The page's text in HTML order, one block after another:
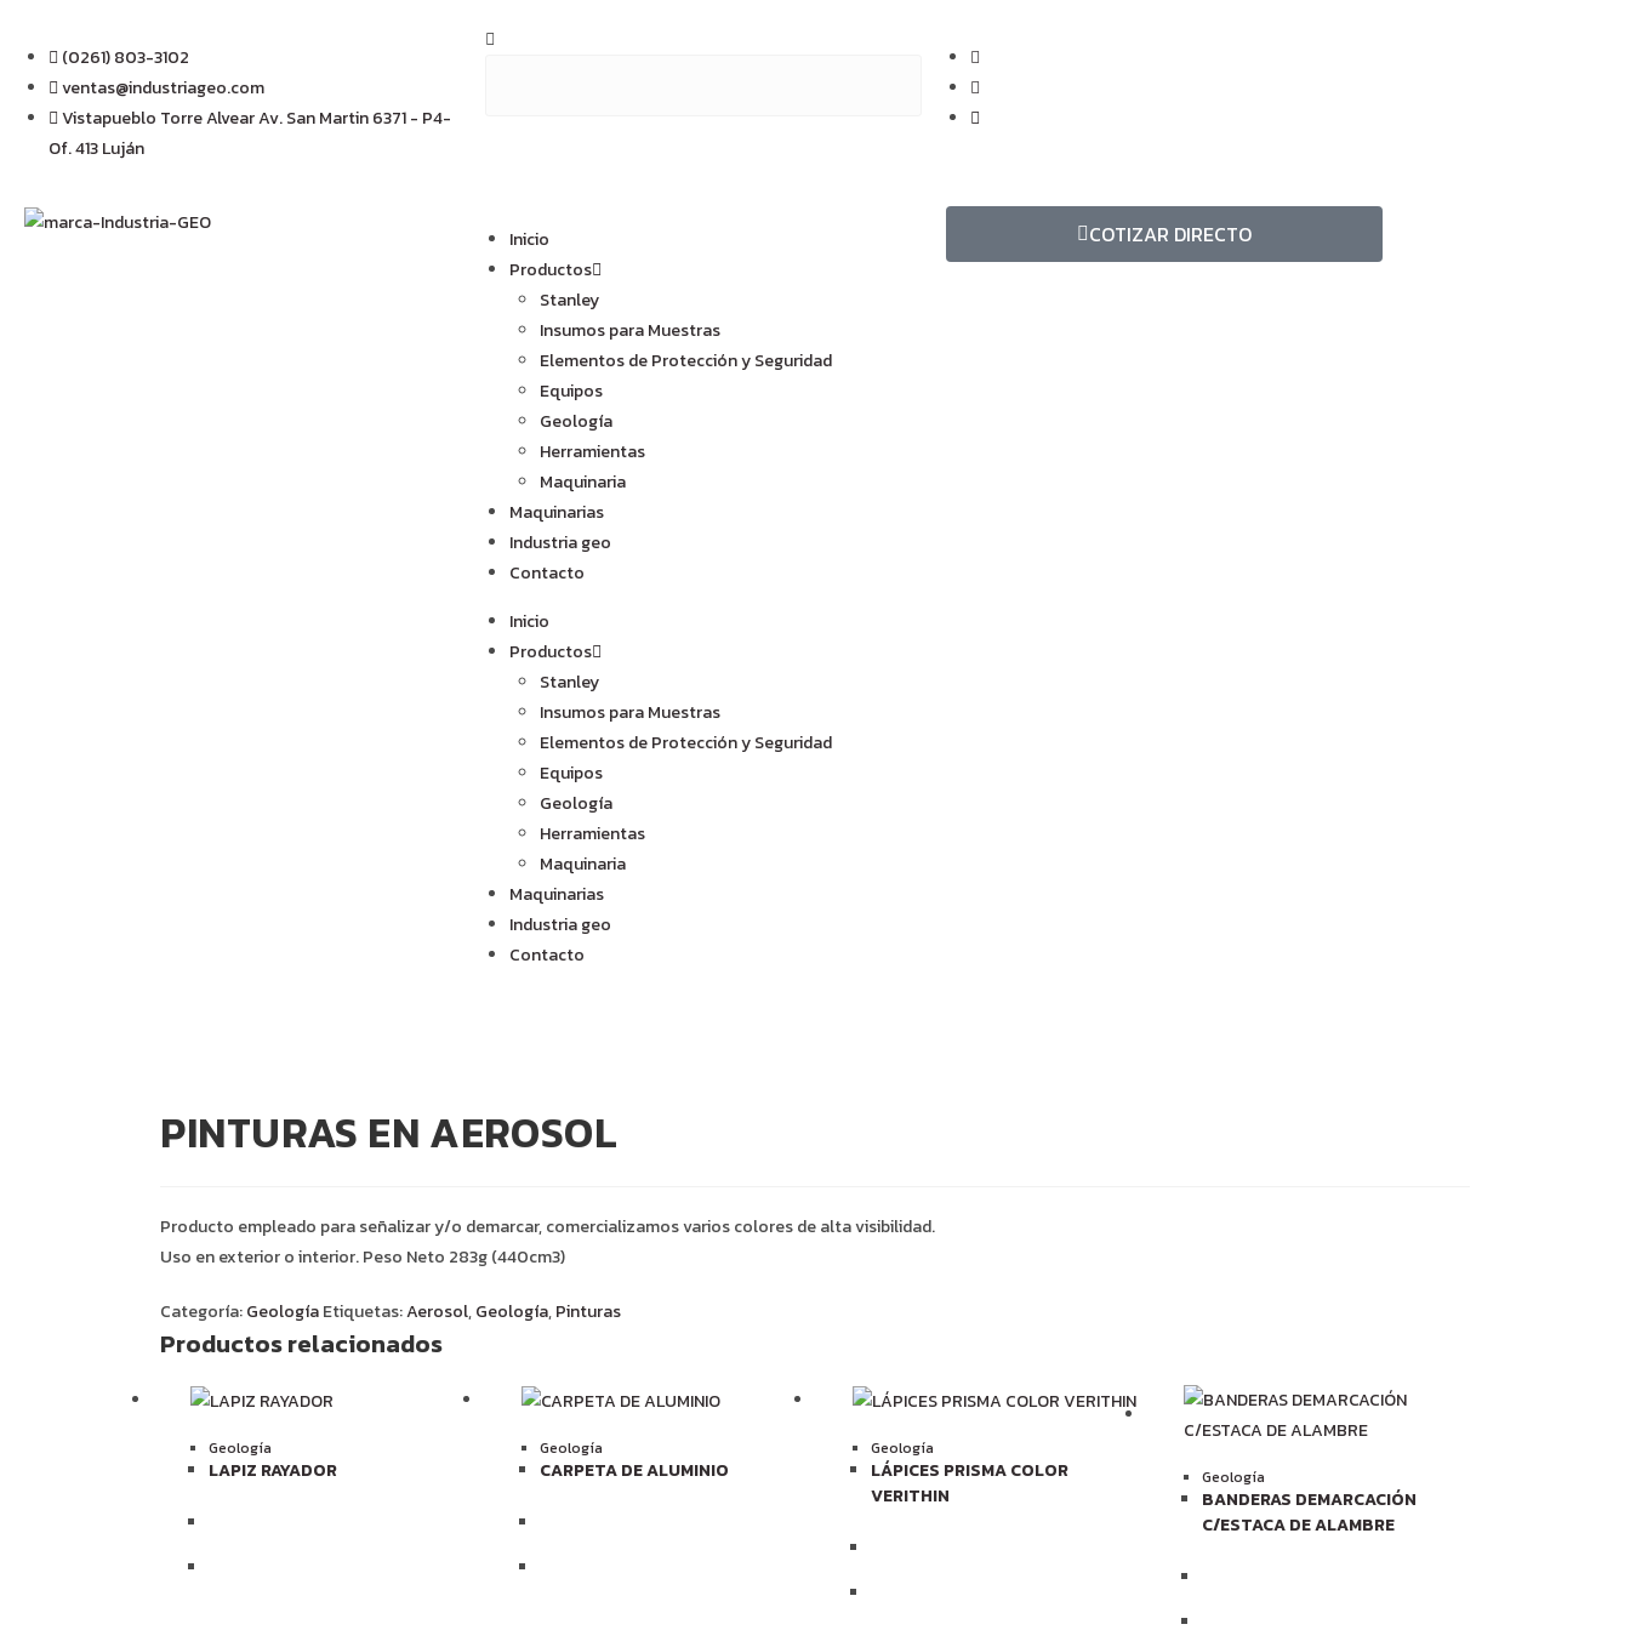
(0261) 803-3102
ventas@industriageo.com
Vistapueblo Torre Alvear Av. San Martin 6371 - P4-
Of. 413 Luján
Inicio
Productos
Stanley
Insumos para Muestras
Elementos de Protección y Seguridad
Equipos
Geología
Herramientas
Maquinaria
Maquinarias
Industria geo
Contacto
Inicio
Productos
Stanley
Insumos para Muestras
Elementos de Protección y Seguridad
Equipos
Geología
Herramientas
Maquinaria
Maquinarias
Industria geo
Contacto
COTIZAR DIRECTO
PINTURAS EN AEROSOL
Producto empleado para señalizar y/o demarcar, comercializamos varios colores de alta visibilidad.
Uso en exterior o interior. Peso Neto 283g (440cm3)
Categoría:GeologíaEtiquetas:Aerosol,Geología,Pinturas
Productos relacionados
Geología
LAPIZ RAYADOR
Geología
CARPETA DE ALUMINIO
Geología
LÁPICES PRISMA COLOR
VERITHIN
Geología
BANDERAS DEMARCACIÓN
C/ESTACA DE ALAMBRE